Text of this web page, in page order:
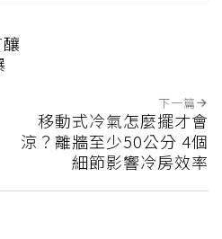
下一篇
移動式冷氣怎麼擺才會
涼？離牆至少50公分 4個
細節影響冷房效率